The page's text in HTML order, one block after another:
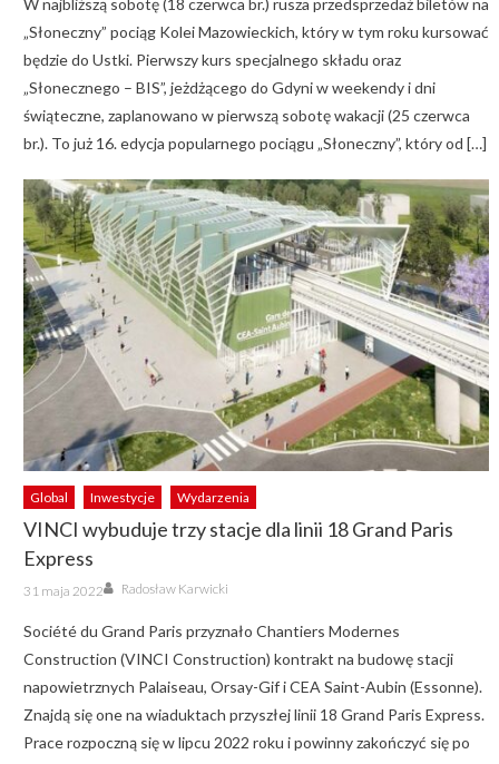
W najbliższą sobotę (18 czerwca br.) rusza przedsprzedaż biletów na
„Słoneczny” pociąg Kolei Mazowieckich, który w tym roku kursować
będzie do Ustki. Pierwszy kurs specjalnego składu oraz
„Słonecznego – BIS”, jeżdżącego do Gdyni w weekendy i dni
świąteczne, zaplanowano w pierwszą sobotę wakacji (25 czerwca
br.). To już 16. edycja popularnego pociągu „Słoneczny”, który od […]
Global Inwestycje Wydarzenia
VINCI wybuduje trzy stacje dla linii 18 Grand Paris
Express
Posted
on
31 maja 2022 Author
Radosław Karwicki
Société du Grand Paris przyznało Chantiers Modernes
Construction (VINCI Construction) kontrakt na budowę stacji
napowietrznych Palaiseau, Orsay-Gif i CEA Saint-Aubin (Essonne).
Znajdą się one na wiaduktach przyszłej linii 18 Grand Paris Express.
Prace rozpoczną się w lipcu 2022 roku i powinny zakończyć się po